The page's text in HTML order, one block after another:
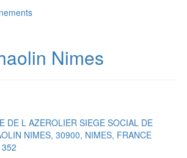
Nimes
DE L AZEROLIER SIEGE SOCIAL DE
NIMES, 30900, NIMES, FRANCE